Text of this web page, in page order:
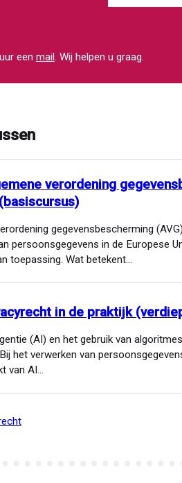
een mail. Wij helpen u graag.
verordening
gegevensbescherming
persoonsgegevens in de Europese
toepassing. Wat betekent…
in de praktijk
(AI) en het gebruik van
het verwerken van
van AI…